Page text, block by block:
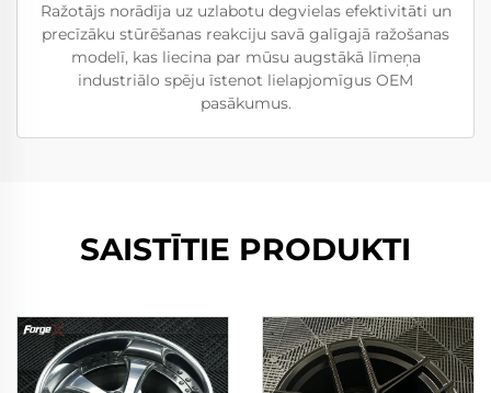
Ražotājs norādīja uz uzlabotu degvielas efektivitāti un
precīzāku stūrēšanas reakciju savā galīgajā ražošanas
modelī, kas liecina par mūsu augstākā līmeņa
industriālo spēju īstenot lielapjomīgus OEM
pasākumus.
SAISTĪTIE PRODUKTI